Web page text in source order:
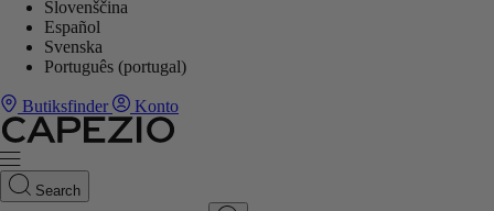
Slovenščina
Español
Svenska
Português (portugal)
Butiksfinder Konto
Search